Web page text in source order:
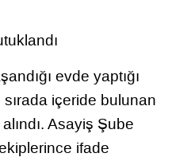
evde yaptığı
içeride bulunan
Asayiş Şube
ifade